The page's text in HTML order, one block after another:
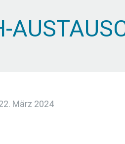
März 2024